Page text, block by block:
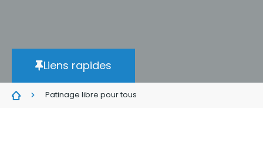
Liens rapides
Patinage libre pour tous